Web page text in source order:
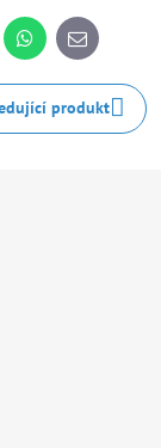
WhatsApp
E-
mail
produkt